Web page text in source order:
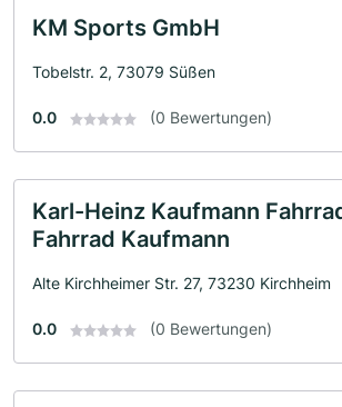
KM Sports GmbH
Tobelstr. 2, 73079 Süßen
0.0 (0 Bewertungen)
Karl-Heinz Kaufmann
Fahrrad Kaufmann
Alte Kirchheimer Str. 27, 73230 Kirchheim
0.0 (0 Bewertungen)